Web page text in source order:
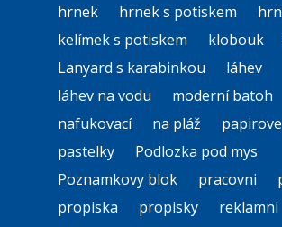
hrnek
hrnek s potiskem
kelímek s potiskem
klobouk
Lanyard s karabinkou
láhev
láhev na vodu
moderní batoh
nafukovací
na pláž
papirove
pastelky
Podlozka pod mys
Poznamkovy blok
pracovni
propiska
propisky
reklamni